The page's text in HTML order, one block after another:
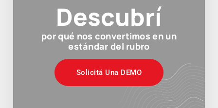
Descubrí
por qué nos convertimos en un
estándar del rubro
Solicitá Una DEMO